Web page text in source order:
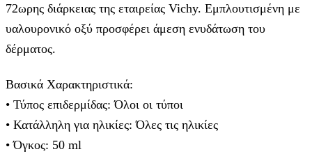
72ωρης διάρκειας της εταιρείας Vichy. Εμπλουτισμένη με
υαλουρονικό οξύ προσφέρει άμεση ενυδάτωση του
δέρματος.
Βασικά Χαρακτηριστικά:
• Τύπος επιδερμίδας: Όλοι οι τύποι
• Κατάλληλη για ηλικίες: Όλες τις ηλικίες
• Όγκος: 50 ml